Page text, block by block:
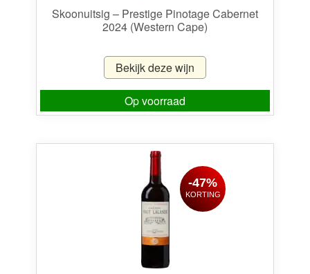
Skoonuitsig – Prestige Pinotage Cabernet
2024 (Western Cape)
Bekijk deze wijn
Op voorraad
-47%
KORTING